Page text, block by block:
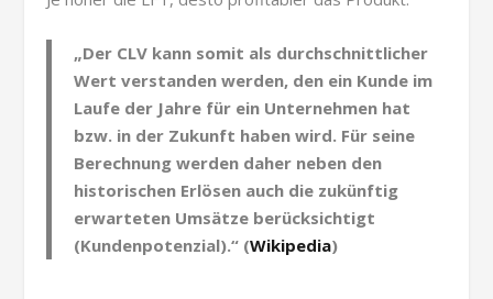
„Der CLV kann somit als durchschnittlicher
Wert verstanden werden, den ein Kunde im
Laufe der Jahre für ein Unternehmen hat
bzw. in der Zukunft haben wird. Für seine
Berechnung werden daher neben den
historischen Erlösen auch die zukünftig
erwarteten Umsätze berücksichtigt
(Kundenpotenzial).“ (Wikipedia)